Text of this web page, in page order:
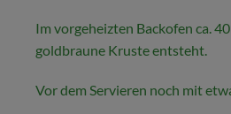
Im vorgeheizten Backofen ca.
goldbraune Kruste entsteht.
Vor dem Servieren noch mit